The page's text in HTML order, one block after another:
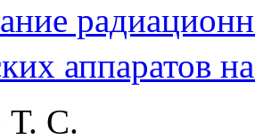
аппаратов
Т. С.